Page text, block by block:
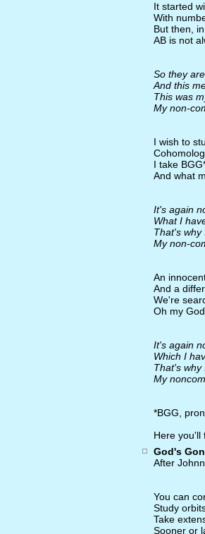
It started
With
But then,
AB is not
So they
And this
This was
My non-
I wish to
I take
And what
It's again
What I
That's why
My non-
An
And a
We're
Oh my
It's again
Which I
That's why
My
*BGG,
Here you'll
God's
After
You can
Study
Take
Sooner or